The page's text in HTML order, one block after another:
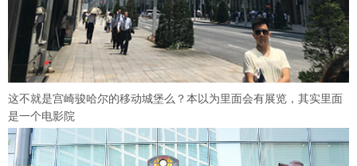
这不就是宫崎骏哈尔的移动城堡么？本以为里面会有展览，其实里面
是一个电影院